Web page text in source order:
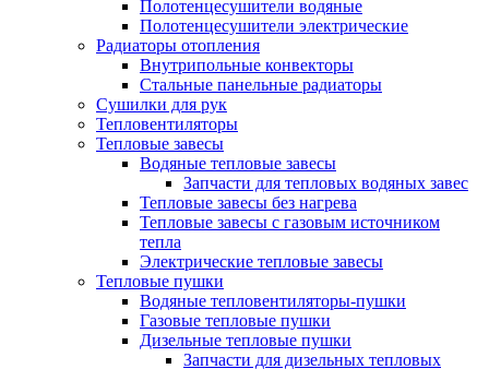
Полотенцесушители водяные
Полотенцесушители электрические
Радиаторы отопления
Внутрипольные конвекторы
Стальные панельные радиаторы
Сушилки для рук
Тепловентиляторы
Тепловые завесы
Водяные тепловые завесы
Запчасти для тепловых водяных завес
Тепловые завесы без нагрева
Тепловые завесы с газовым источником
тепла
Электрические тепловые завесы
Тепловые пушки
Водяные тепловентиляторы-пушки
Газовые тепловые пушки
Дизельные тепловые пушки
Запчасти для дизельных тепловых